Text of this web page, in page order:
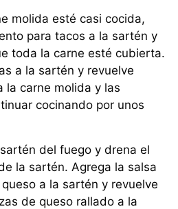
molida esté casi cocida,
para tacos a la sartén y
toda la carne esté cubierta.
a la sartén y revuelve
la carne molida y las
cocinando por unos
del fuego y drena el
la sartén. Agrega la salsa
a la sartén y revuelve
de queso rallado a la